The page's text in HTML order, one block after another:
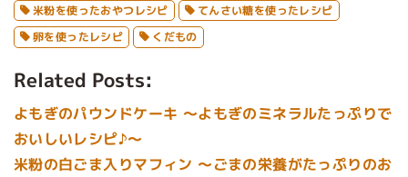
米粉を使ったおやつレシピ
てんさい糖を使ったレシピ
卵を使ったレシピ
くだもの
Related Posts:
よもぎのパウンドケーキ ～よもぎのミネラルたっぷりで
おいしいレシピ♪～
米粉の白ごま入りマフィン ～ごまの栄養がたっぷりのお